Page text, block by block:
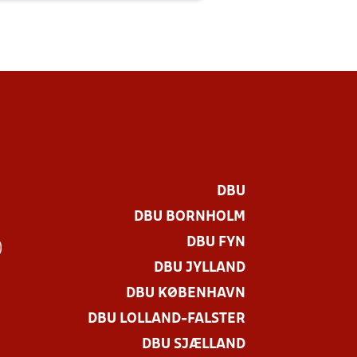
DBU
DBU BORNHOLM
DBU FYN
DBU JYLLAND
DBU KØBENHAVN
DBU LOLLAND-FALSTER
DBU SJÆLLAND